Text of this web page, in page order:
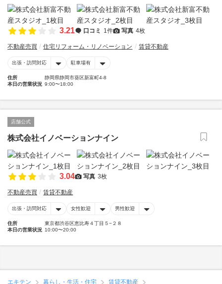
3.21 口コミ 1件 写真 4枚
不動産売買 住宅リフォーム・リノベーション 賃貸不動産
出張・訪問対応 駐車場有
住所
静岡県静岡市葵区新富町4-8
本日の営業状況 9:00〜18:00
店舗公式
株式会社イノベーションナイン
3.04 写真 3枚
不動産売買 賃貸不動産
出張・訪問対応 女性歓迎 男性歓迎
住所
東京都渋谷区恵比寿４丁目５−２８
本日の営業状況 10:00〜20:00
エキテン 暮らし・生活・住宅
賃貸不動産